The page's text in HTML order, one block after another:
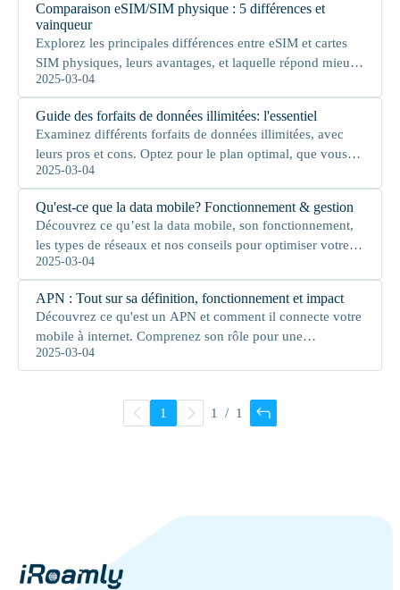
Comparaison eSIM/SIM physique : 5 différences et
vainqueur
Explorez les principales différences entre eSIM et cartes
SIM physiques, leurs avantages, et laquelle répond mieux
à vos besoins.
2025-03-04
Guide des forfaits de données illimitées: l'essentiel
Examinez différents forfaits de données illimitées, avec
leurs pros et cons. Optez pour le plan optimal, que vous
soyez usage casual ou intensif.
2025-03-04
Qu'est-ce que la data mobile? Fonctionnement & gestion
Découvrez ce qu’est la data mobile, son fonctionnement,
les types de réseaux et nos conseils pour optimiser votre
usage. Maximisez votre expérience !
2025-03-04
APN : Tout sur sa définition, fonctionnement et impact
Découvrez ce qu'est un APN et comment il connecte votre
mobile à internet. Comprenez son rôle pour une
connexion stable.
2025-03-04
1 / 1